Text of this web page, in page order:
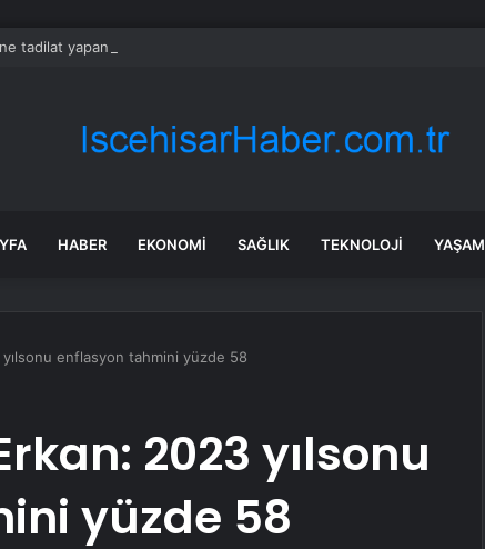
tadilat yapan çift, gizli bölmede deste deste para buldu
HABER EKONOMI SAĞLIK TEKNOLOJI YAŞAM
yılsonu enflasyon tahmini yüzde 58
2023 yılsonu
yüzde 58